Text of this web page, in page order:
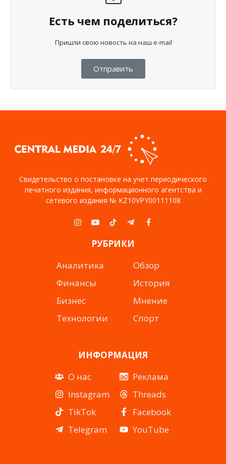
Есть чем поделиться?
Пришли свою новость на наш e-mail
Отправить
Свидетельство о постановке на учет периодического
печатного издания, информационного агентства и
сетевого издания № KZ10VPY00111108
Instagram
YouTubeTikTokTelegramFacebook
РУБРИКИ
Аналитика
Финансы
Бизнес
Технологии
Обзор
История
Мнение
Спорт
ИНФОРМАЦИЯ
О нас
Instagram
TikTok
Telegram
Реклама
Threads
Facebook
YouTube